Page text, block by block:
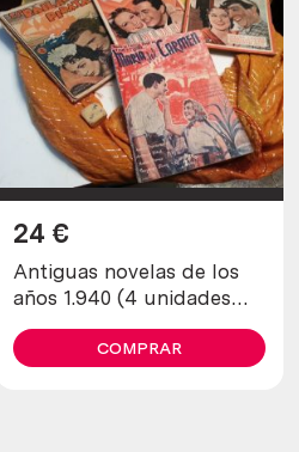
Antiguas novelas de los
años 1.940 (4 unidades
diferentes)
24 €
COMPRAR